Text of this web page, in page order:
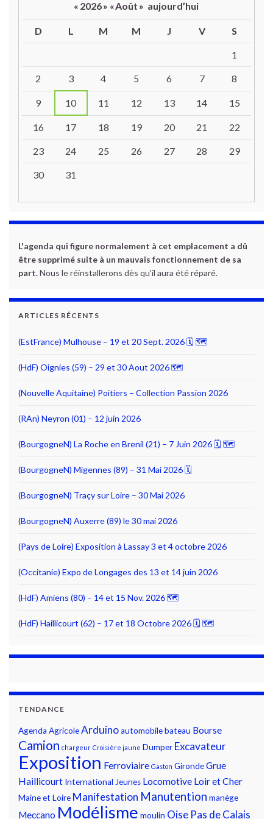
« 2026» «Août » aujourd’hui
D L M M J V S
1
2 3 4 5 6 7 8
9 10 11 12 13 14 15
16 17 18 19 20 21 22
23 24 25 26 27 28 29
30 31
L'agenda qui figure normalement à cet emplacement a dû
être supprimé suite à un mauvais fonctionnement de sa
part.Nous le réinstallerons dès qu'il aura été réparé.
ARTICLES RÉCENTS
(EstFrance) Mulhouse – 19 et 20 Sept. 2026 🗓 🗺
(HdF) Oignies (59) – 29 et 30 Aout 2026 🗺
(Nouvelle Aquitaine) Poitiers – Collection Passion 2026
(RAn) Neyron (01) – 12 juin 2026
(BourgogneN) La Roche en Brenil (21) – 7 Juin 2026 🗓 🗺
(BourgogneN) Migennes (89) – 31 Mai 2026 🗓
(BourgogneN) Traçy sur Loire – 30 Mai 2026
(BourgogneN) Auxerre (89) le 30 mai 2026
(Pays de Loire) Exposition à Lassay 3 et 4 octobre 2026
(Occitanie) Expo de Longages des 13 et 14 juin 2026
(HdF) Amiens (80) – 14 et 15 Nov. 2026 🗺
(HdF) Haillicourt (62) – 17 et 18 Octobre 2026 🗓 🗺
TENDANCE
Agenda AgricoleArduinoautomobilebateau Bourse
Camion chargeur Croisière jaune Dumper Excavateur
Exposition Ferroviaire Gaston GirondeGrue
Haillicourt International Jeunes Locomotive Loir et Cher
Maine et Loire Manifestation Manutention manège
Meccano Modélisme moulin Oise Pas de Calais